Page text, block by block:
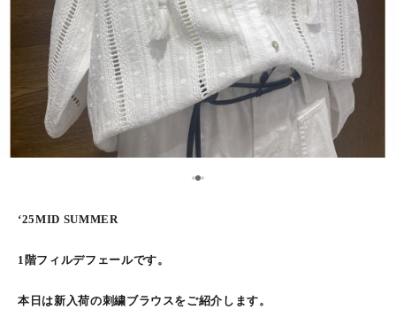
12
‘25MID SUMMER
1階フィルデフェールです。
本日は新入荷の刺繍ブラウスをご紹介します。